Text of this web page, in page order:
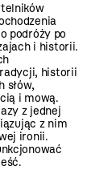
podróży po
i historii.
historii
słów,
i mową.
z jednej
z nim
ironii.